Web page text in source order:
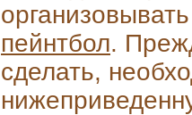
пейнтбол.
сделать,